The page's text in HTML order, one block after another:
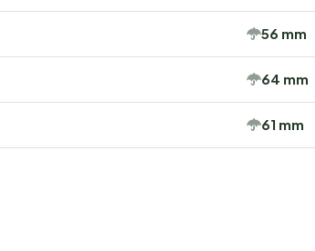
56 mm
64 mm
61 mm